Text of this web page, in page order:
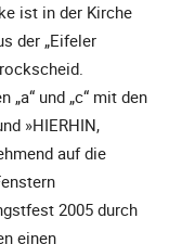
ist in der Kirche
der „Eifeler
und „c“ mit den
»HIERHIN,
auf die
2005 durch
einen